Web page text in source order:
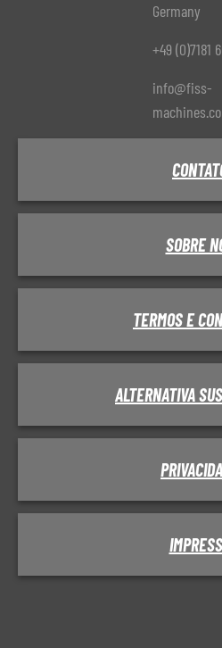
Germany
+49 (0)7181
info@fiss-
SOBRE
TERMOS E
ALTERNATIVA